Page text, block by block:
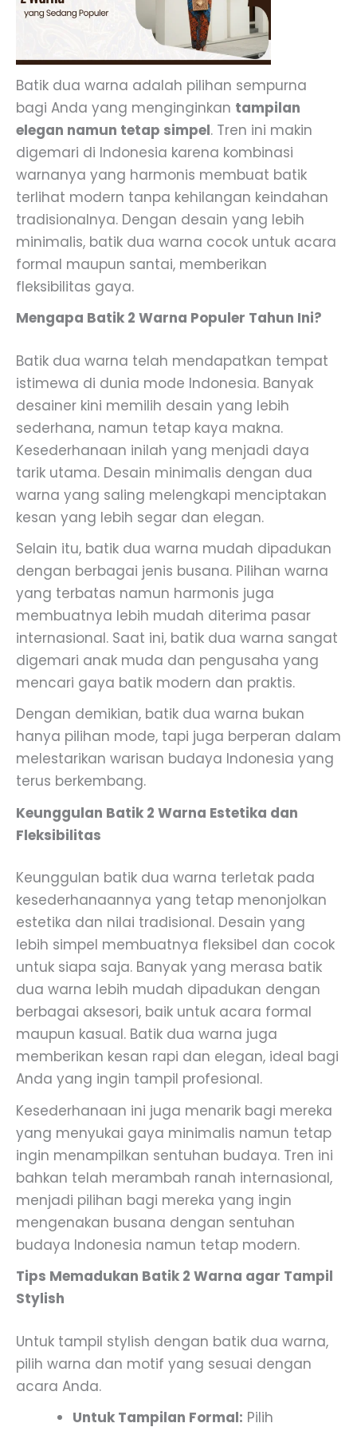
Batik dua warna adalah pilihan sempurna
bagi Anda yang menginginkan tampilan
elegan namun tetap simpel. Tren ini makin
digemari di Indonesia karena kombinasi
warnanya yang harmonis membuat batik
terlihat modern tanpa kehilangan keindahan
tradisionalnya. Dengan desain yang lebih
minimalis, batik dua warna cocok untuk acara
formal maupun santai, memberikan
fleksibilitas gaya.
Mengapa Batik 2 Warna Populer Tahun Ini?
Batik dua warna telah mendapatkan tempat
istimewa di dunia mode Indonesia. Banyak
desainer kini memilih desain yang lebih
sederhana, namun tetap kaya makna.
Kesederhanaan inilah yang menjadi daya
tarik utama. Desain minimalis dengan dua
warna yang saling melengkapi menciptakan
kesan yang lebih segar dan elegan.
Selain itu, batik dua warna mudah dipadukan
dengan berbagai jenis busana. Pilihan warna
yang terbatas namun harmonis juga
membuatnya lebih mudah diterima pasar
internasional. Saat ini, batik dua warna sangat
digemari anak muda dan pengusaha yang
mencari gaya batik modern dan praktis.
Dengan demikian, batik dua warna bukan
hanya pilihan mode, tapi juga berperan dalam
melestarikan warisan budaya Indonesia yang
terus berkembang.
Keunggulan Batik 2 Warna Estetika dan
Fleksibilitas
Keunggulan batik dua warna terletak pada
kesederhanaannya yang tetap menonjolkan
estetika dan nilai tradisional. Desain yang
lebih simpel membuatnya fleksibel dan cocok
untuk siapa saja. Banyak yang merasa batik
dua warna lebih mudah dipadukan dengan
berbagai aksesori, baik untuk acara formal
maupun kasual. Batik dua warna juga
memberikan kesan rapi dan elegan, ideal bagi
Anda yang ingin tampil profesional.
Kesederhanaan ini juga menarik bagi mereka
yang menyukai gaya minimalis namun tetap
ingin menampilkan sentuhan budaya. Tren ini
bahkan telah merambah ranah internasional,
menjadi pilihan bagi mereka yang ingin
mengenakan busana dengan sentuhan
budaya Indonesia namun tetap modern.
Tips Memadukan Batik 2 Warna agar Tampil
Stylish
Untuk tampil stylish dengan batik dua warna,
pilih warna dan motif yang sesuai dengan
acara Anda.
Untuk Tampilan Formal: Pilih